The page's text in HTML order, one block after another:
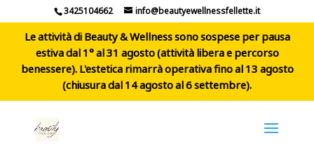
3425104662 info@beautyewellnessfellette.it
Le attività di Beauty & Wellness sono sospese per pausa
estiva dal 1° al 31 agosto (attività libera e percorso
benessere). L'estetica rimarrà operativa fino al 13 agosto
(chiusura dal 14 agosto al 6 settembre).